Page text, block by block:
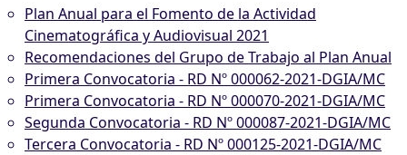
Plan Anual para el Fomento de la Actividad
Cinematográfica y Audiovisual 2021
Recomendaciones del Grupo de Trabajo al Plan Anual
Primera Convocatoria - RD Nº 000062-2021-DGIA/MC
Primera Convocatoria - RD Nº 000070-2021-DGIA/MC
Segunda Convocatoria - RD Nº 000087-2021-DGIA/MC
Tercera Convocatoria - RD Nº 000125-2021-DGIA/MC